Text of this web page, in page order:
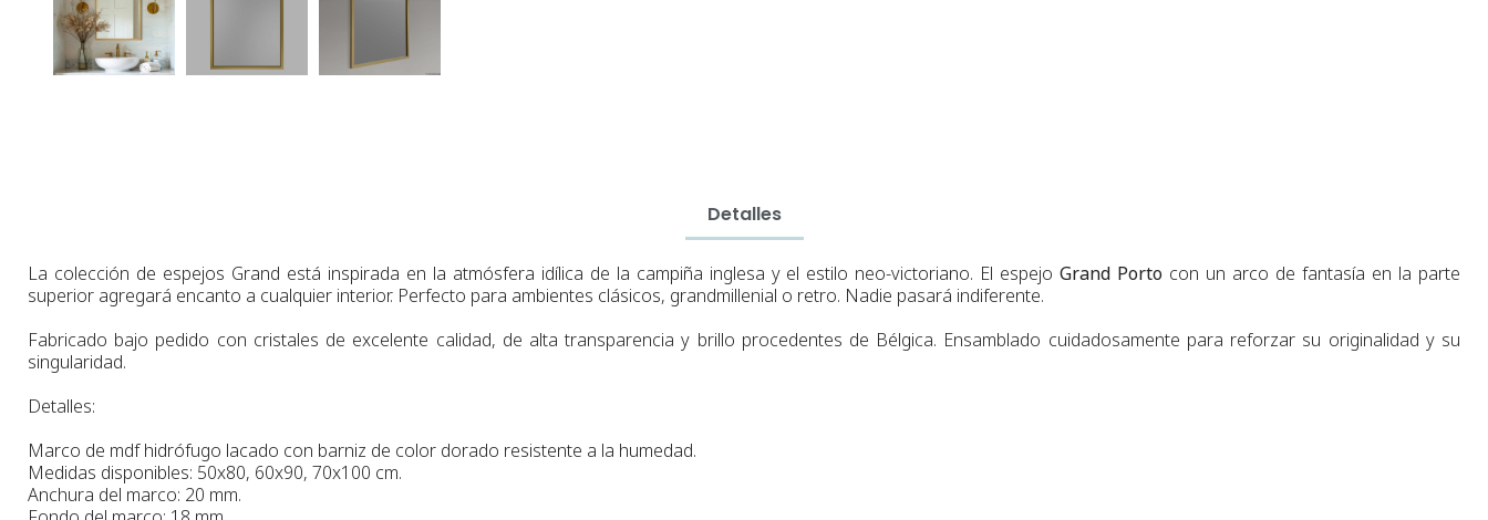
Detalles
La colección de espejos Grand está inspirada en la atmósfera idílica de la campiña inglesa y el estilo neo-victoriano. El espejoGrand Porto con un arco de fantasía en la parte
superior agregará encanto a cualquier interior. Perfecto para ambientes clásicos, grandmillenial o retro. Nadie pasará indiferente.
Fabricado bajo pedido con cristales de excelente calidad, de alta transparencia y brillo procedentes de Bélgica. Ensamblado cuidadosamente para reforzar su originalidad y su
singularidad.
Detalles:
Marco de mdf hidrófugo lacado con barniz de color dorado resistente a la humedad.
Medidas disponibles: 50x80, 60x90, 70x100 cm.
Anchura del marco: 20 mm.